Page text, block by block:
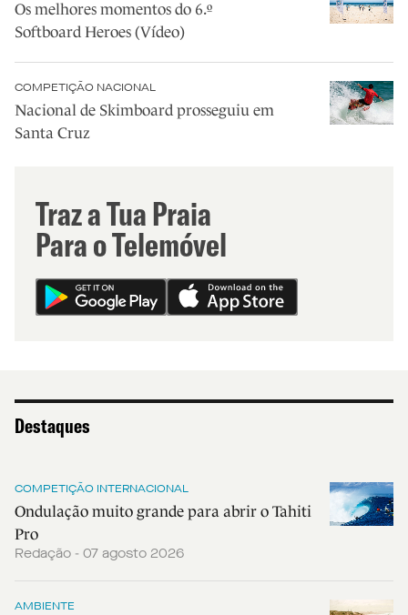
Os melhores momentos do 6.º
Softboard Heroes (Vídeo)
COMPETIÇÃO NACIONAL
Nacional de Skimboard prosseguiu em
Santa Cruz
Traz a Tua Praia
Para o Telemóvel
Destaques
COMPETIÇÃO INTERNACIONAL
Ondulação muito grande para abrir o Tahiti
Pro
Redação - 07 agosto 2026
AMBIENTE